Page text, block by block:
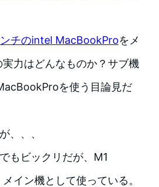
チのintel MacBookProをメ
力はどんなものか？サブ機
を使う目論見だ
、、、
もビックリだが、M1
イン機として使っている。